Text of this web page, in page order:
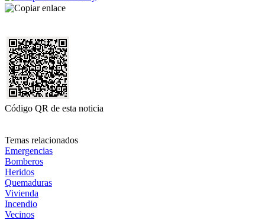
Código QR de esta noticia
Temas relacionados
Emergencias
Bomberos
Heridos
Quemaduras
Vivienda
Incendio
Vecinos